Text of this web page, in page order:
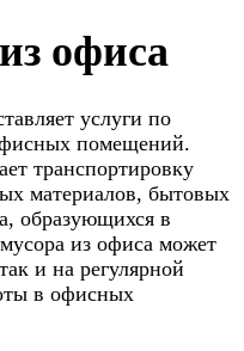
офиса
услуги по
помещений.
транспортировку
материалов, бытовых
образующихся в
из офиса может
и на регулярной
в офисных